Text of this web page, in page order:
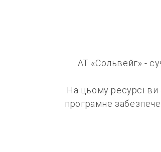
АТ «Сольвейг» -
На цьому ресурсі
програмне